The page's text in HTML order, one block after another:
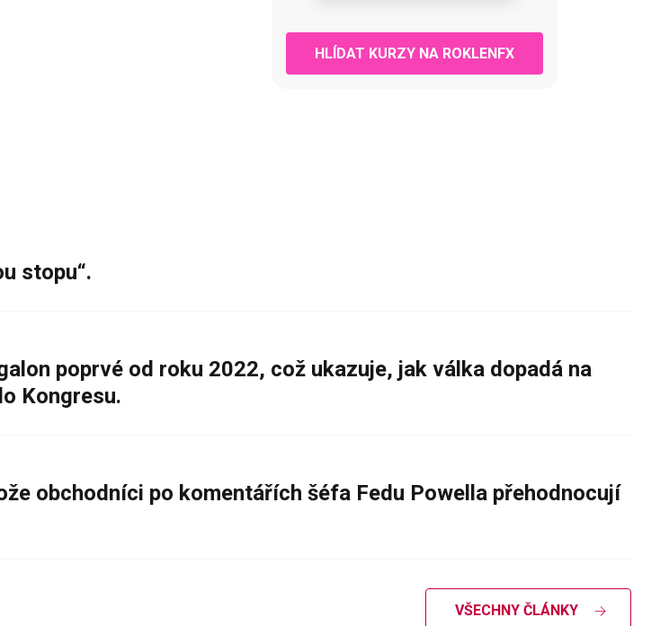
HLÍDAT KURZY NA ROKLENFX
stopu“.
poprvé od roku 2022, což ukazuje, jak válka dopadá na
Kongresu.
obchodníci po komentářích šéfa Fedu Powella přehodnocují
VŠECHNY ČLÁNKY